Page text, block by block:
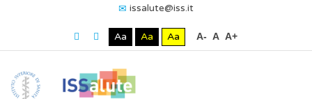
issalute@iss.it
Aa Aa Aa A- A A+